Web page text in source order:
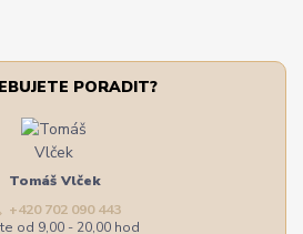
PORADIT?
Tomáš Vlček
+420 702 090 443
od 9,00 - 20,00 hod